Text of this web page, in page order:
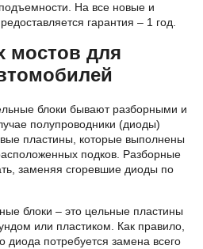
На все новые и
гарантия – 1 год.
для
блоки бывают разборными и
полупроводники (диоды)
пластины, которые выполнены
подков. Разборные
заменяя сгоревшие диоды по
блоки – это цельные пластины
или пластиком. Как правило,
диода потребуется замена всего